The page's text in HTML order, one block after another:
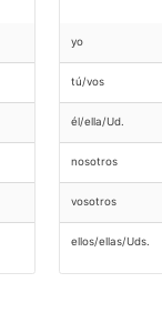
yo
tú/vos
él/ella/Ud.
nosotros
vosotros
ellos/ellas/Uds.